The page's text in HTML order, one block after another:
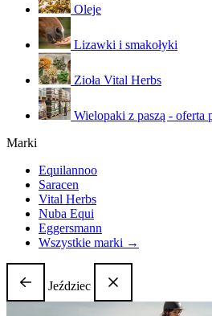
Oleje
Lizawki i smakołyki
Zioła Vital Herbs
Wielopaki z paszą - oferta
Marki
Equilannoo
Saracen
Vital Herbs
Nuba Equi
Eggersmann
Wszystkie marki →
Jeździec